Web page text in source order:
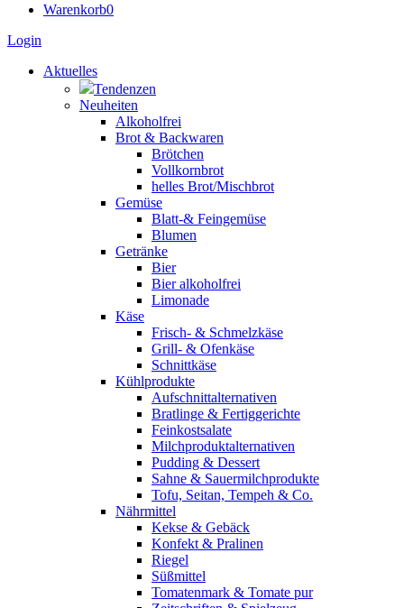
Warenkorb0
Login
Aktuelles
Tendenzen
Neuheiten
Alkoholfrei
Brot & Backwaren
Brötchen
Vollkornbrot
helles Brot/Mischbrot
Gemüse
Blatt-& Feingemüse
Blumen
Getränke
Bier
Bier alkoholfrei
Limonade
Käse
Frisch- & Schmelzkäse
Grill- & Ofenkäse
Schnittkäse
Kühlprodukte
Aufschnittalternativen
Bratlinge & Fertiggerichte
Feinkostsalate
Milchproduktalternativen
Pudding & Dessert
Sahne & Sauermilchprodukte
Tofu, Seitan, Tempeh & Co.
Nährmittel
Kekse & Gebäck
Konfekt & Pralinen
Riegel
Süßmittel
Tomatenmark & Tomate pur